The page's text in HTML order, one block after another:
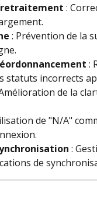
retraitement :
: Prévention de la
:
statuts incorrects
de la
de "N/A"
:
de